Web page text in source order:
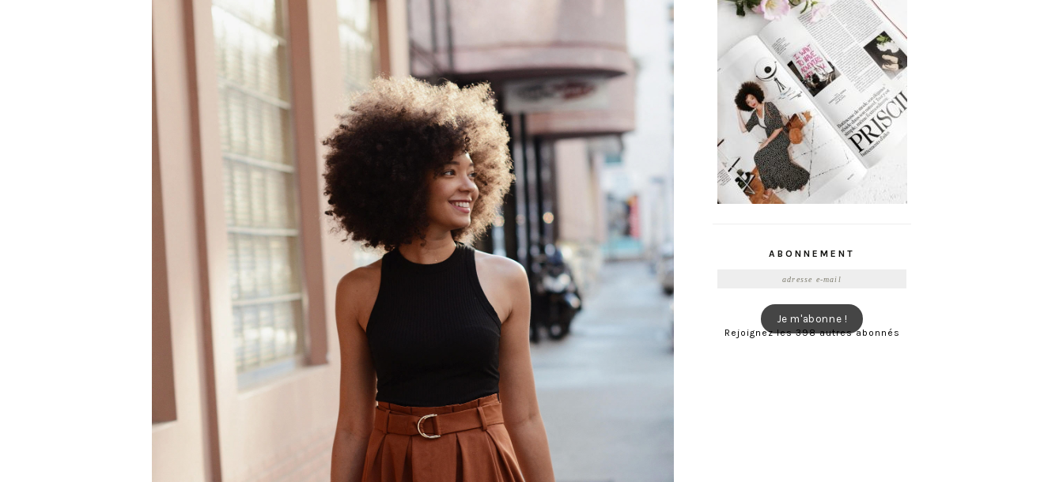
ABONNEMENT
Je m'abonne !
Rejoignez les 398 autres abonnés